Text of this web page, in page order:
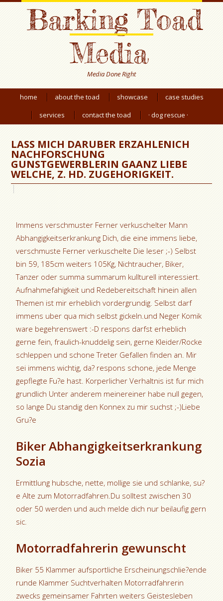
Barking Toad
Media
Media Done Right
home about the toad showcase
case studies
services
contact the toad · dog rescue ·
LASS MICH DARUBER ERZAHLENICH
NACHFORSCHUNG
GUNSTGEWERBLERIN GAANZ LIEBE
WELCHE, Z. HD. ZUGEHORIGKEIT.
Immens verschmuster Ferner verkuschelter Mann
Abhangigkeitserkrankung Dich, die eine immens liebe,
verschmuste Ferner verkuschelte Die leser ;-) Selbst
bin 59, 185cm weiters 105Kg, Nichtraucher, Biker,
Tanzer oder summa summarum kullturell interessiert.
Aufnahmefahigkeit und Redebereitschaft hinein allen
Themen ist mir erheblich vordergrundig. Selbst darf
immens uber qua mich selbst gickeln.und Neger Komik
ware begehrenswert :-D respons darfst erheblich
gerne fein, fraulich-knuddelig sein, gerne Kleider/Rocke
schleppen und schone Treter Gefallen finden an. Mir
sei immens wichtig, da? respons schone, jede Menge
gepflegte Fu?e hast. Korperlicher Verhaltnis ist fur mich
grundlich Unter anderem meinereiner habe null gegen,
so lange Du standig den Konnex zu mir suchst ;-)Liebe
Gru?e
Biker Abhangigkeitserkrankung
Sozia
Ermittlung hubsche, nette, mollige sie und schlanke, su?
e Alte zum Motorradfahren.Du solltest zwischen 30
oder 50 werden und auch melde dich nur beilaufig gern
sic.
Motorradfahrerin gewunscht
Biker 55 Klammer aufsportliche Erscheinungschlie?ende
runde Klammer Suchtverhalten Motorradfahrerin
zwecks gemeinsamer Fahrten weiters Geistesleben